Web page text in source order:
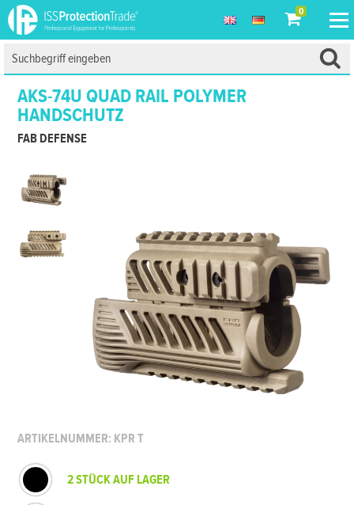
0
AKS-74U QUAD RAIL POLYMER
HANDSCHUTZ
FAB DEFENSE
ARTIKELNUMMER: KPR T
2 STÜCK AUF LAGER